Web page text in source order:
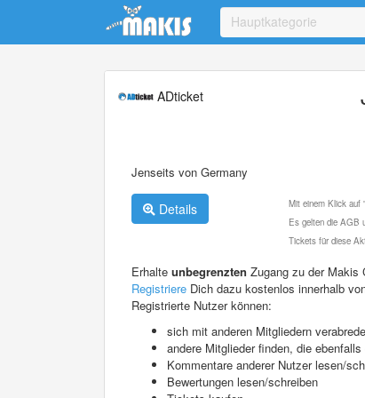
Update cookies preferences
Hauptkategorie
ADticket
Jenseits von Germany
Details
Mit einem Klick auf
Es gelten die AGB
Tickets für diese
Erhalte unbegrenzten Zugang zu der Makis
Registriere Dich dazu kostenlos innerhalb
Registrierte Nutzer können:
sich mit anderen Mitgliedern
andere Mitglieder finden, die
Kommentare anderer Nutzer lesen/
Bewertungen lesen/schreiben